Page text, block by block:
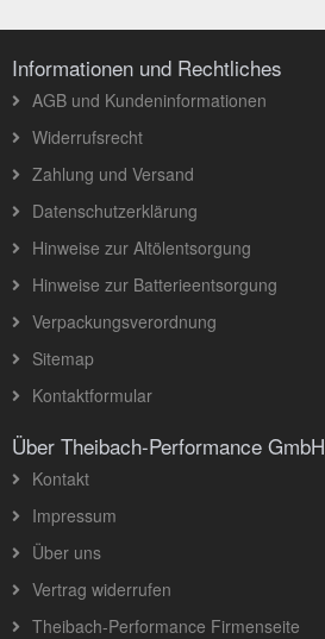
Informationen und Rechtliches
AGB und Kundeninformationen
Widerrufsrecht
Zahlung und Versand
Datenschutzerklärung
Hinweise zur Altölentsorgung
Hinweise zur Batterieentsorgung
Verpackungsverordnung
Sitemap
Kontaktformular
Über Theibach-Performance GmbH
Kontakt
Impressum
Über uns
Vertrag widerrufen
Theibach-Performance Firmenseite